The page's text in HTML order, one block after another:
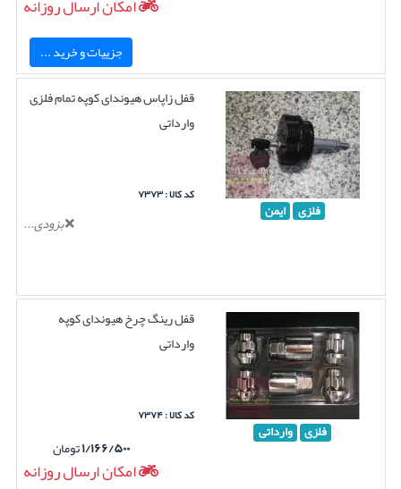
امکان ارسال روزانه
جزییات و خرید ...
فلزی ایمن
قفل زاپاس هیوندای کوپه تمام فلزی
وارداتی
کد کالا : ۷۳۷۳
بزودی...
فلزی وارداتی
قفل رینگ چرخ هیوندای کوپه
وارداتی
کد کالا : ۷۳۷۴
۱/۱۶۶/۵۰۰تومان
امکان ارسال روزانه